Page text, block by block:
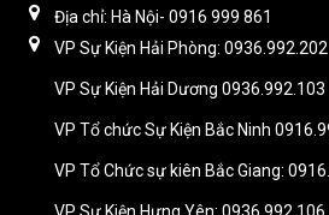
Địa chỉ: Hà Nội- 0916 999 861
VP Sự Kiện Hải Phòng: 0936.992.202
VP Sự Kiện Hải Dương 0936.992.103
VP Tổ chức Sự Kiện Bắc Ninh
VP Tổ Chức sự kiên Bắc Giang:
VP Sự Kiện Hưng Yên: 0936.992.106